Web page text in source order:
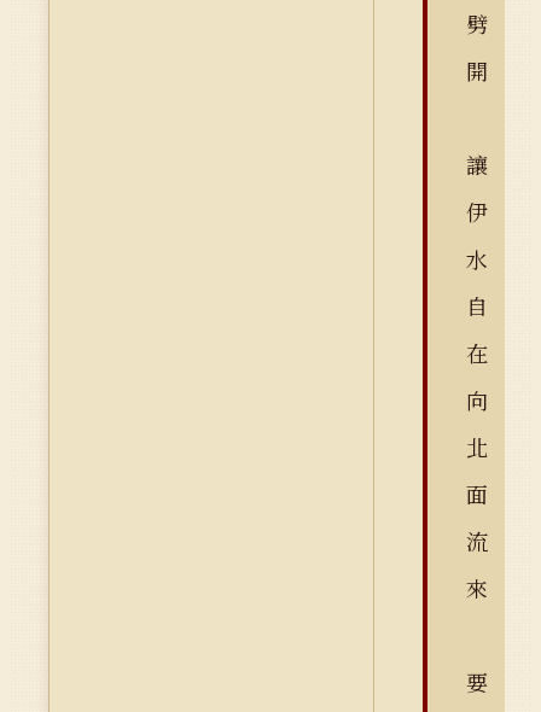
劈
開
讓
伊
水
自
在
向
北
面
流
來
要